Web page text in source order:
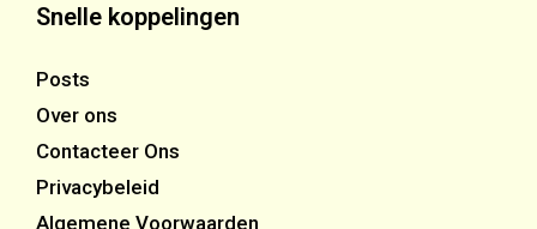
Snelle koppelingen
Posts
Over ons
Contacteer Ons
Privacybeleid
Algemene Voorwaarden